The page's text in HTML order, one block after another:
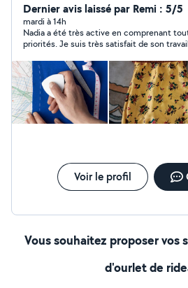
Repassage. Arrangement.
de retouché )
Dernier avis laissé par Remi : 5/5
mardi à 14h
Nadia a été très active en comprenant
priorités. Je suis très satisfait de son
Voir le profil
Vous souhaitez proposer vos
d'ourlet de